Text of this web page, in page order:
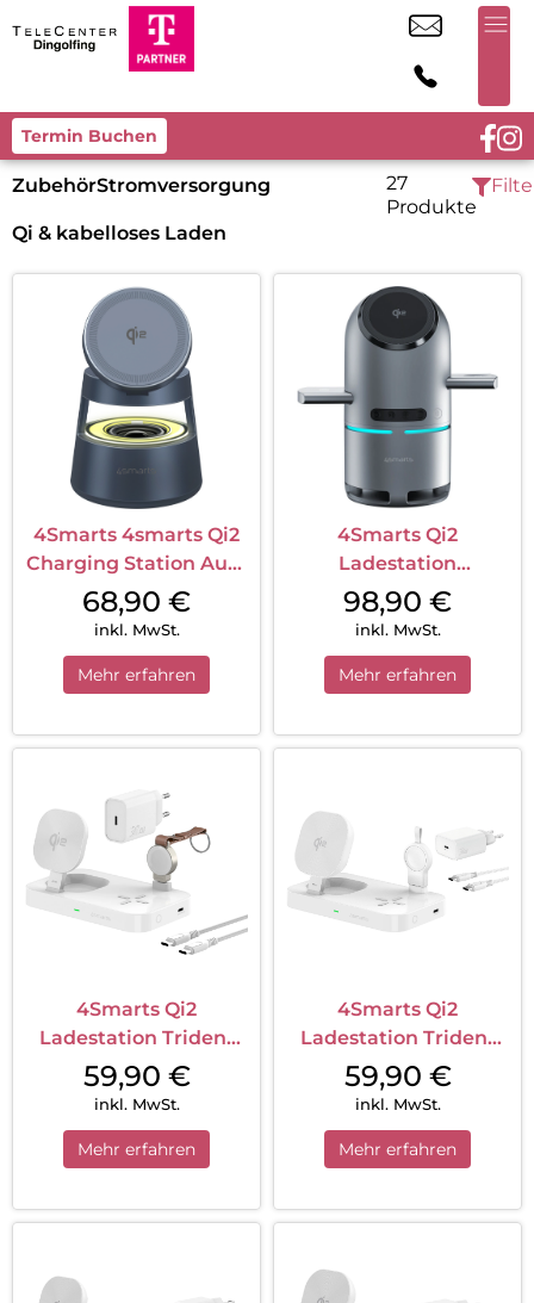
Termin Buchen
ZubehörStromversorgung
Qi & kabelloses Laden
27
Produkte
4Smarts 4smarts Qi2
Charging Station Aura
Sound Spacegrau
68,90 €
inkl. MwSt.
Mehr erfahren
4Smarts Qi2
Ladestation
ChargeBot Sound
Spacegrau
98,90 €
inkl. MwSt.
Mehr erfahren
4Smarts Qi2
Ladestation Trident
mit Charger für Apple
Watch Weiß
59,90 €
inkl. MwSt.
Mehr erfahren
4Smarts Qi2
Ladestation Trident
mit Charger für
Samsung Watch Weiß
59,90 €
inkl. MwSt.
Mehr erfahren